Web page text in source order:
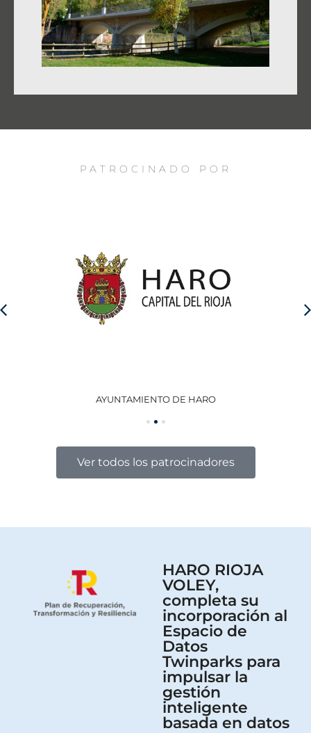
PATROCINADO POR
AYUNTAMIENTO DE HARO
Ver todos los patrocinadores
HARO RIOJA
VOLEY,
completa su
incorporación al
Espacio de
Datos
Twinparks para
impulsar la
gestión
inteligente
basada en datos